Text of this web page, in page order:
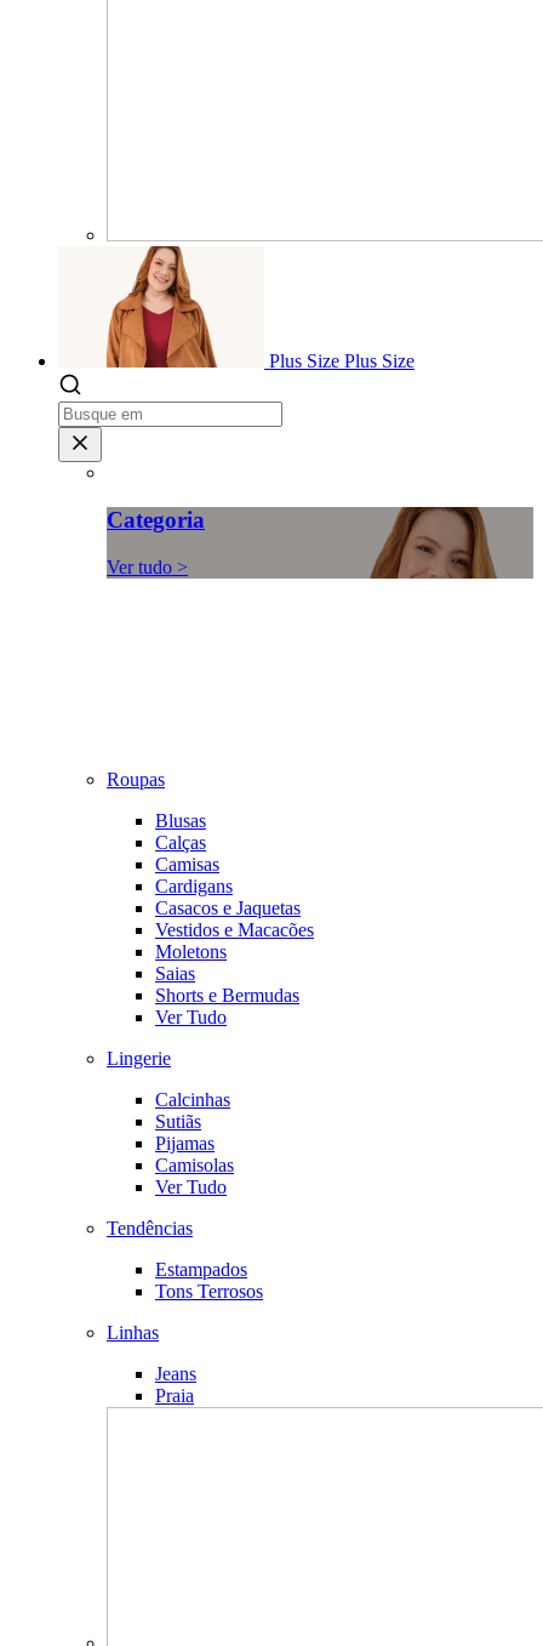
Plus Size Plus Size
Categoria
Ver tudo >
Roupas
Blusas
Calças
Camisas
Cardigans
Casacos e Jaquetas
Vestidos e Macacões
Moletons
Saias
Shorts e Bermudas
Ver Tudo
Lingerie
Calcinhas
Sutiãs
Pijamas
Camisolas
Ver Tudo
Tendências
Estampados
Tons Terrosos
Linhas
Jeans
Praia